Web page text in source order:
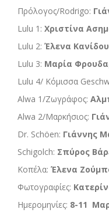
Πρόλογος/Rodrigo:
Lulu 1:Χριστίνα
Lulu 2:Έλενα Κανίδου
Lulu 3: Μαρία
Lulu 4/ Κόμισσα
Alwa 1/Zωγράφος:
Alwa 2/Μαρκήσιος:
Dr. Schöen: Γιάννης
Schigolch: Σπύρος
Κοπέλα:Έλενα
Φωτογραφίες:
Ημερομηνίες: 8-11